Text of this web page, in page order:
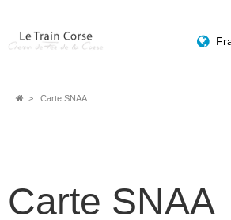
FilCarte SNAA
Carte SNAA